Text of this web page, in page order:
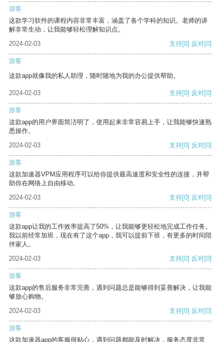
游客
这款学习软件的课程内容非常丰富，涵盖了各个学科的知识。老师的讲
解非常生动，让我能够轻松理解知识点。
2024-02-03
支持[0] 反对[0]
游客
这款app就像我的私人助理，随时随地为我的办公提供帮助。
2024-02-03 支持[0] 反对[0]
游客
这款app的用户界面简洁明了，使用起来非常容易上手，让我能够快速熟
悉操作。
2024-02-03
支持[0] 反对[0]
游客
这款加速器VPM应用程序可以给你提供最高速度和安全性的连接，并帮
助你在网络上自由移动。
2024-02-03
支持[0] 反对[0]
游客
这款app让我的工作效率提高了50%，让我能够更轻松地完成工作任务。
我以前经常加班，现在有了这个app，我可以提前下班，有更多的时间陪
伴家人。
2024-02-03
支持[0] 反对[0]
游客
这款app的售后服务非常完善，遇到问题总是能够得到妥善解决，让我能
够放心购物。
2024-02-03
支持[0] 反对[0]
游客
这款加速器app的客服很贴心，遇到问题都能及时解决，服务态度非常